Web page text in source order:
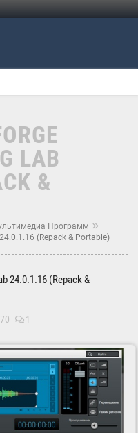
LAB
&
Программ
(Repack & Portable)
24.0.1.16 (Repack &
1